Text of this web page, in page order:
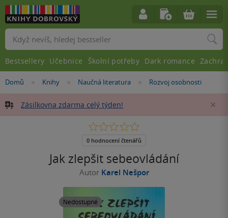
Nacházíte
zde:
Domů »
Knihy »
Naučná literatura »
Rozvoj osobnosti
Zásilkovna zdarma celý týden!
Jak zlepšit sebeovládání
Autor Karel Nešpor
Nedostupné
0.0
5
0 hodnocení čtenářů
Vyhledávání
Bestsellery Učebnice Školní potřeby Dark romance